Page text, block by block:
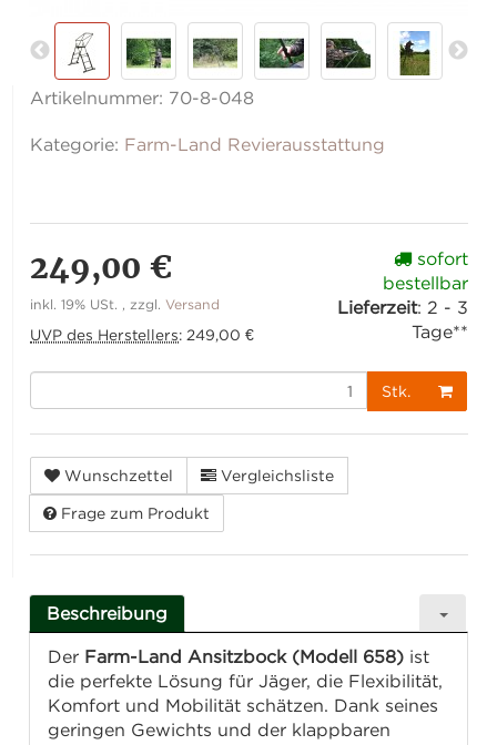
Artikelnummer: 70-8-048
Kategorie: Farm-Land Revierausstattung
249,00 €
inkl. 19% USt. , zzgl.Versand
UVP des Herstellers: 249,00 €
sofort
bestellbar
Lieferzeit: 2 - 3
Tage**
Stk.
Wunschzettel Vergleichsliste
Frage zum Produkt
Beschreibung
Der Farm-Land Ansitzbock (Modell 658) ist
die perfekte Lösung für Jäger, die Flexibilität,
Komfort und Mobilität schätzen. Dank seines
geringen Gewichts und der klappbaren